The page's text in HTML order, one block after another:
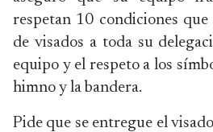
respetan 10 condiciones
de visados a toda su
equipo y el respeto a los
himno y la bandera.
Pide que se entregue el